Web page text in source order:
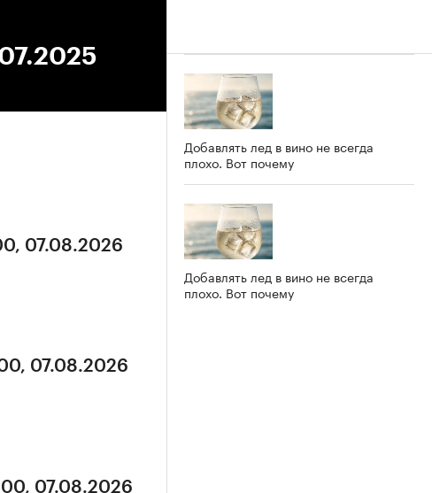
07.08.2026
07.08.2026
07.08.2026
Добавлять лед в вино не всегда
плохо. Вот почему
Добавлять лед в вино не всегда
плохо. Вот почему